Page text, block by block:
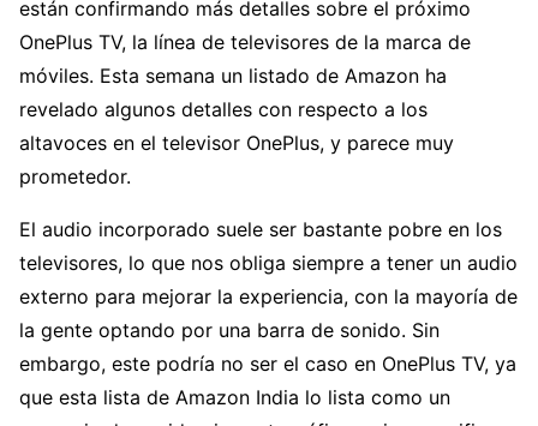
están confirmando más detalles sobre el próximo
OnePlus TV, la línea de televisores de la marca de
móviles. Esta semana un listado de Amazon ha
revelado algunos detalles con respecto a los
altavoces en el televisor OnePlus, y parece muy
prometedor.
El audio incorporado suele ser bastante pobre en los
televisores, lo que nos obliga siempre a tener un audio
externo para mejorar la experiencia, con la mayoría de
la gente optando por una barra de sonido. Sin
embargo, este podría no ser el caso en OnePlus TV, ya
que esta lista de Amazon India lo lista como un